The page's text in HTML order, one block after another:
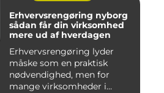
Erhvervsrengøring nyborg
sådan får din virksomhed
mere ud af hverdagen
Erhvervsrengøring lyder
måske som en praktisk
nødvendighed, men for
mange virksomheder i